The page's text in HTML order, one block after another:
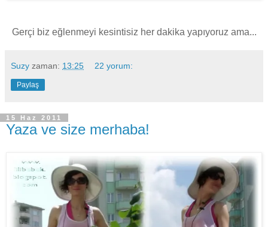
Gerçi biz eğlenmeyi kesintisiz her dakika yapıyoruz ama...
Suzy zaman: 13:25 22 yorum:
Paylaş
15 Haz 2011
Yaza ve size merhaba!